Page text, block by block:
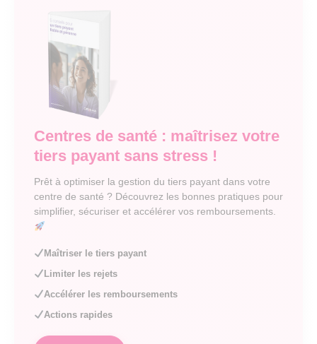
Centres de santé : maîtrisez votre
tiers payant sans stress !
Prêt à optimiser la gestion du tiers payant dans votre
centre de santé ? Découvrez les bonnes pratiques pour
simplifier, sécuriser et accélérer vos remboursements.
Maîtriser le tiers payant
Limiter les rejets
Accélérer les remboursements
Actions rapides